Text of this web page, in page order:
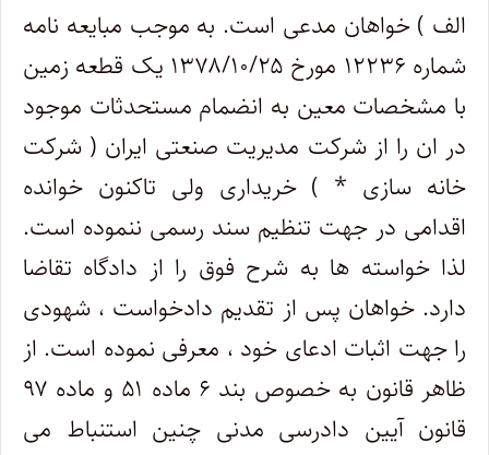
الف ) خواهان مدعی است. به موجب مبایعه نامه
شماره ۱۲۲۳۶ مورخ ۱۳۷۸/۱۰/۲۵ یک قطعه زمین
با مشخصات معین به انضمام مستحدثات موجود
در ان را از شرکت مدیریت صنعتی ایران ( شرکت
خانه سازی * ) خریداری ولی تاکنون خوانده
اقدامی در جهت تنظیم سند رسمی ننموده است.
لذا خواسته ها به شرح فوق را از دادگاه تقاضا
دارد. خواهان پس از تقدیم دادخواست ، شهودی
را جهت اثبات ادعای خود ، معرفی نموده است. از
ظاهر قانون به خصوص بند ۶ ماده ۵۱ و ماده ۹۷
قانون آیین دادرسی مدنی چنین استنباط می